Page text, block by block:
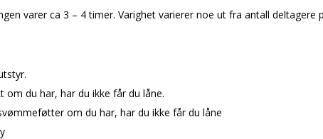
varer ca 3 – 4 timer. Varighet varierer noe ut fra antall deltagere
om du har, har du ikke får du låne.
om du har, har du ikke får du låne